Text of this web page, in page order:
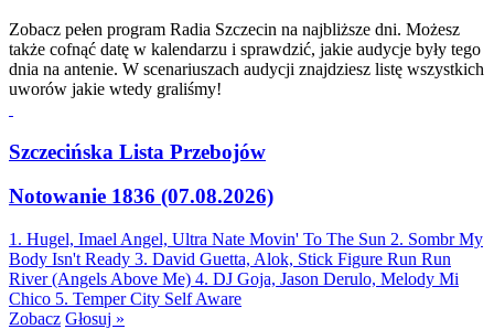
Zobacz pełen program Radia Szczecin na najbliższe dni. Możesz
także cofnąć datę w kalendarzu i sprawdzić, jakie audycje były tego
dnia na antenie. W scenariuszach audycji znajdziesz listę wszystkich
uworów jakie wtedy graliśmy!
Szczecińska Lista Przebojów
Notowanie 1836 (07.08.2026)
1. Hugel, Imael Angel, Ultra Nate Movin' To The Sun 2. Sombr My
Body Isn't Ready 3. David Guetta, Alok, Stick Figure Run Run
River (Angels Above Me) 4. DJ Goja, Jason Derulo, Melody Mi
Chico 5. Temper City Self Aware
Zobacz Głosuj »